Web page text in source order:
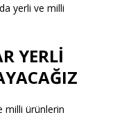
yerli ve milli
YERLİ
milli ürünlerin